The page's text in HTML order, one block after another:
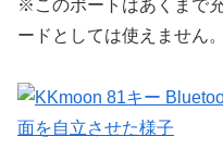
※このポートはあくまで
ードとしては使えません。